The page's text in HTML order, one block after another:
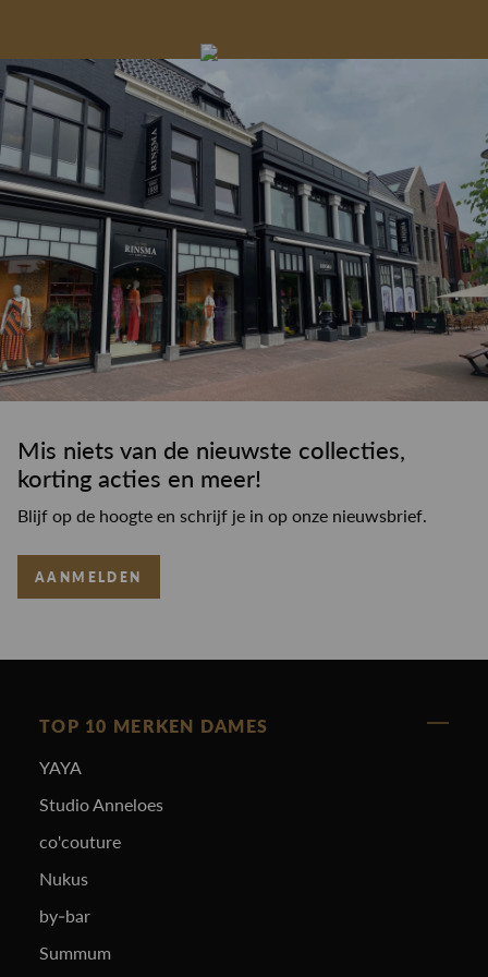
drankje
Gratis retourneren in
de winkel
Deskundig
kledingadvies
Mis niets van de nieuwste collecties,
korting acties en meer!
Blijf op de hoogte en schrijf je in op onze nieuwsbrief.
AANMELDEN
TOP 10 MERKEN DAMES
YAYA
Studio Anneloes
co'couture
Nukus
by-bar
Summum